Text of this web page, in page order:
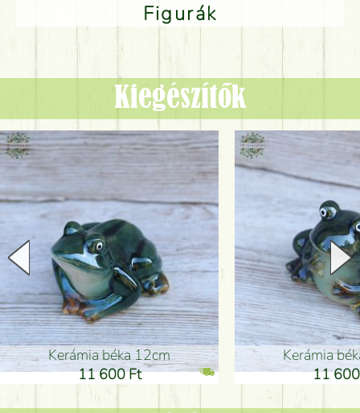
Figurák
Kiegészítők
Kerámia béka 12cm
11 600 Ft
Kerámia
11